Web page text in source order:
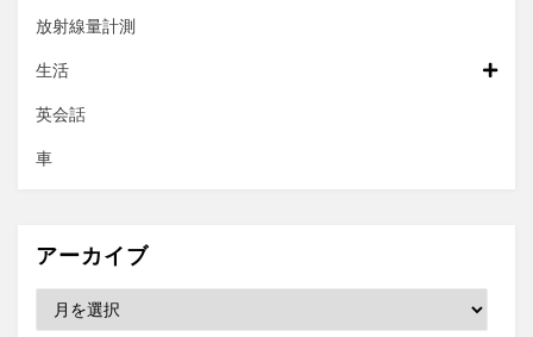
放射線量計測
生活
英会話
車
アーカイブ